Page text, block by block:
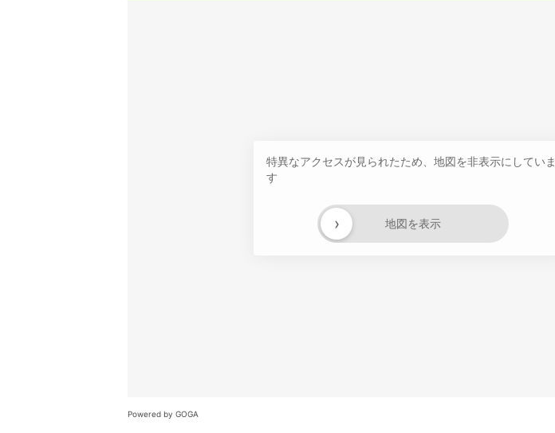
特異なアクセスが見られたため、地図を非表示にしていま
す
地図を表示
›
Powered by GOGA